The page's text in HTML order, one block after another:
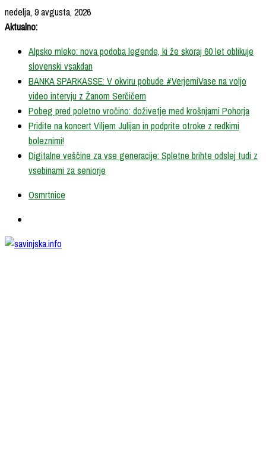
Skip
to
nedelja, 9 avgusta, 2026
Aktualno:
Alpsko mleko: nova podoba legende, ki že skoraj 60 let oblikuje
slovenski vsakdan
BANKA SPARKASSE: V okviru pobude #VerjemiVase na voljo
video intervju z Žanom Serčičem
Pobeg pred poletno vročino: doživetje med krošnjami Pohorja
Pridite na koncert Viljem Julijan in podprite otroke z redkimi
boleznimi!
Digitalne veščine za vse generacije: Spletne brihte odslej tudi z
vsebinami za seniorje
Osmrtnice